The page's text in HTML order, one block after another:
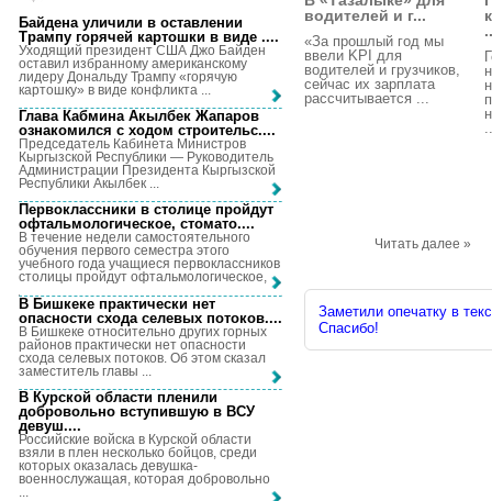
водителей и г...
«За прошлый год мы
ввели KPI для
водителей и грузчиков,
сейчас их зарплата
рассчитывается ...
Читать далее »
Заметили опечатку в
Спасибо!
Байдена уличили в оставлении
Трампу горячей картошки в виде ....
Уходящий президент США Джо Байден
оставил избранному американскому
лидеру Дональду Трампу «горячую
картошку» в виде конфликта ...
Глава Кабмина Акылбек Жапаров
ознакомился с ходом строительс....
Председатель Кабинета Министров
Кыргызской Республики — Руководитель
Администрации Президента Кыргызской
Республики Акылбек ...
Первоклассники в столице пройдут
офтальмологическое, стомато....
В течение недели самостоятельного
обучения первого семестра этого
учебного года учащиеся первоклассников
столицы пройдут офтальмологическое, ...
В Бишкеке практически нет
опасности схода селевых потоков....
В Бишкеке относительно других горных
районов практически нет опасности
схода селевых потоков. Об этом сказал
заместитель главы ...
В Курской области пленили
добровольно вступившую в ВСУ
девуш....
Российские войска в Курской области
взяли в плен несколько бойцов, среди
которых оказалась девушка-
военнослужащая, которая добровольно
...